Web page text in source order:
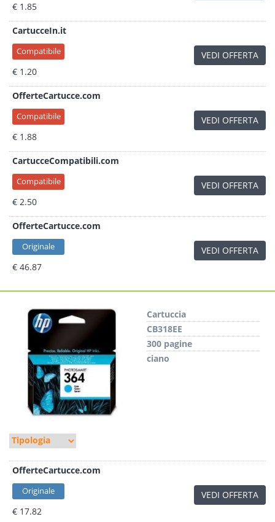
€ 1.85
CartucceIn.it
Compatibile
€ 1.20
VEDI OFFERTA
OfferteCartucce.com
Compatibile
€ 1.88
VEDI OFFERTA
CartucceCompatibili.com
Compatibile
€ 2.50
VEDI OFFERTA
OfferteCartucce.com
Originale
€ 46.87
VEDI OFFERTA
Cartuccia
CB318EE
300 pagine
ciano
OfferteCartucce.com
Originale
€ 17.82
VEDI OFFERTA